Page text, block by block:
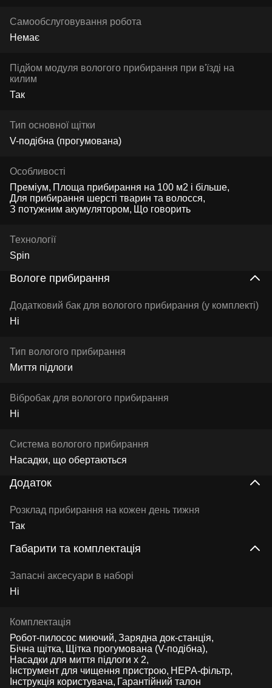
Самообслуговування робота
Немає
Підйом модуля вологого прибирання при в'їзді на
килим
Так
Тип основної щітки
V-подібна (прогумована)
Особливості
Преміум Площа прибирання на 100 м2 і більше
Для прибирання шерсті тварин та волосся
З потужним акумулятором
Що говорить
Технології
Spin
Вологе прибирання
Додатковий бак для вологого прибирання (у комплекті)
Ні
Тип вологого прибирання
Миття підлоги
Вібробак для вологого прибирання
Ні
Система вологого прибирання
Насадки, що обертаються
Додаток
Розклад прибирання на кожен день тижня
Так
Габарити та комплектація
Запасні аксесуари в наборі
Ні
Комплектація
Робот-пилосос миючий Зарядна док-станція
Бічна щітка
Щітка прогумована (V-подібна)
Насадки для миття підлоги х 2
Інструмент для чищення пристрою HEPA-фільтр
Інструкція користувача Гарантійний талон